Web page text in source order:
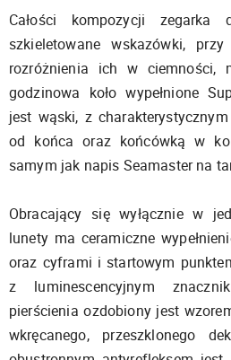
Całości kompozycji zegarka
szkieletowane wskazówki,
rozróżnienia ich w ciemności,
godzinowa koło wypełnione
jest wąski, z
od końca oraz końcówką w
samym jak napis Seamaster na
Obracający się wyłącznie w
lunety ma ceramiczne
oraz cyframi i startowym
z luminescencyjnym
pierścienia ozdobiony jest
wkręcanego, przeszklonego